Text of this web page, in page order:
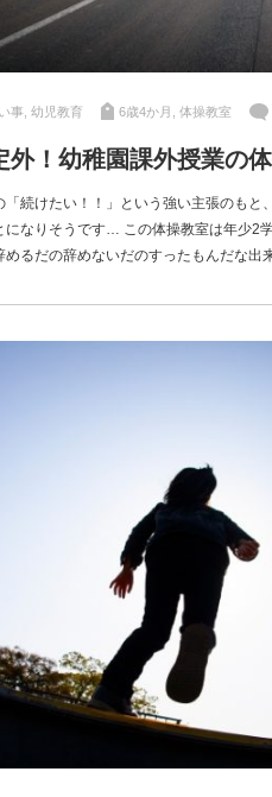
事 幼児教育 6歳4か月 体操教室
外！幼稚園課外授業の
「続けたい！！」という強い主張のも
になりそうです… この体操教室は年少2
めるだの辞めないだのすったもんだな